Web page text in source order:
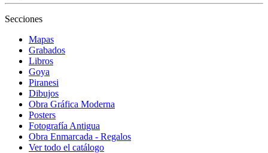
Secciones
Mapas
Grabados
Libros
Goya
Piranesi
Dibujos
Obra Gráfica Moderna
Posters
Fotografía Antigua
Obra Enmarcada - Regalos
Ver todo el catálogo